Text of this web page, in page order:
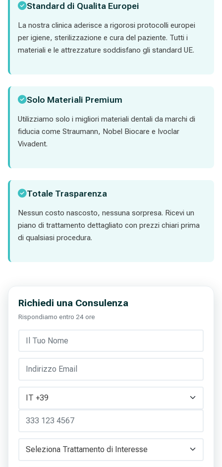
Standard di Qualita Europei
La nostra clinica aderisce a rigorosi protocolli europei
per igiene, sterilizzazione e cura del paziente. Tutti i
materiali e le attrezzature soddisfano gli standard UE.
Solo Materiali Premium
Utilizziamo solo i migliori materiali dentali da marchi di
fiducia come Straumann, Nobel Biocare e Ivoclar
Vivadent.
Totale Trasparenza
Nessun costo nascosto, nessuna sorpresa. Ricevi un
piano di trattamento dettagliato con prezzi chiari prima
di qualsiasi procedura.
Richiedi una Consulenza
Rispondiamo entro 24 ore